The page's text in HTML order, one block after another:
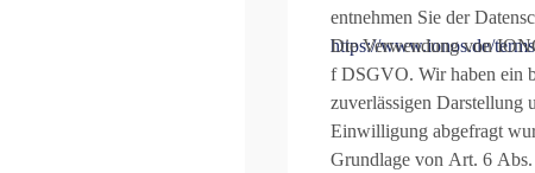
entnehmen Sie der
https://www.ionos.de/
Die Verwendung von
f DSGVO. Wir haben ein
zuverlässigen Darstellung
Einwilligung abgefragt
Grundlage von Art. 6